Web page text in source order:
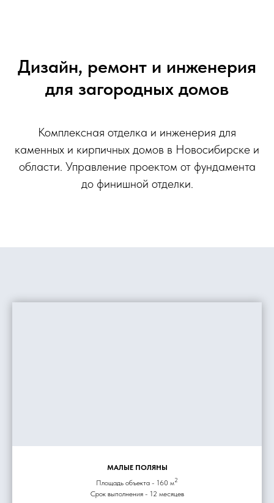
Дизайн, ремонт и инженерия
для загородных домов
Комплексная отделка и инженерия для
каменных и кирпичных домов в Новосибирске и
области. Управление проектом от фундамента
до финишной отделки.
МАЛЫЕ ПОЛЯНЫ
Площадь объекта - 160 м2
Срок выполнения - 12 месяцев